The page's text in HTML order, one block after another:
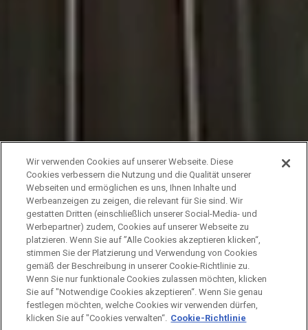
Wir verwenden Cookies auf unserer Webseite. Diese
Cookies verbessern die Nutzung und die Qualität unserer
Webseiten und ermöglichen es uns, Ihnen Inhalte und
Werbeanzeigen zu zeigen, die relevant für Sie sind. Wir
gestatten Dritten (einschließlich unserer Social-Media- und
Werbepartner) zudem, Cookies auf unserer Webseite zu
platzieren. Wenn Sie auf ”Alle Cookies akzeptieren klicken“,
stimmen Sie der Platzierung und Verwendung von Cookies
gemäß der Beschreibung in unserer Cookie-Richtlinie zu.
Wenn Sie nur funktionale Cookies zulassen möchten, klicken
Sie auf "Notwendige Cookies akzeptieren“. Wenn Sie genau
festlegen möchten, welche Cookies wir verwenden dürfen,
klicken Sie auf "Cookies verwalten“. Cookie-Richtlinie